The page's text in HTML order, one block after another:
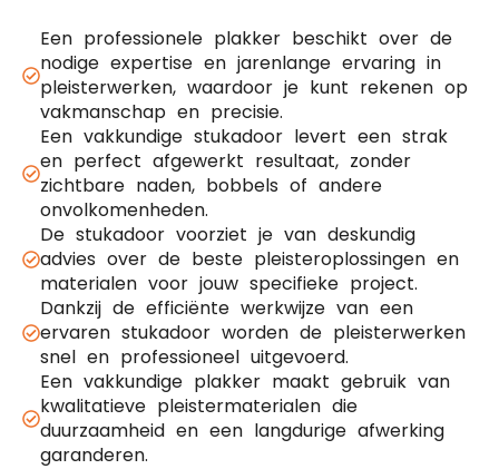
Een professionele plakker beschikt over de
nodige expertise en jarenlange ervaring in
pleisterwerken, waardoor je kunt rekenen op
vakmanschap en precisie.
Een vakkundige stukadoor levert een strak
en perfect afgewerkt resultaat, zonder
zichtbare naden, bobbels of andere
onvolkomenheden.
De stukadoor voorziet je van deskundig
advies over de beste pleisteroplossingen en
materialen voor jouw specifieke project.
Dankzij de efficiënte werkwijze van een
ervaren stukadoor worden de pleisterwerken
snel en professioneel uitgevoerd.
Een vakkundige plakker maakt gebruik van
kwalitatieve pleistermaterialen die
duurzaamheid en een langdurige afwerking
garanderen.